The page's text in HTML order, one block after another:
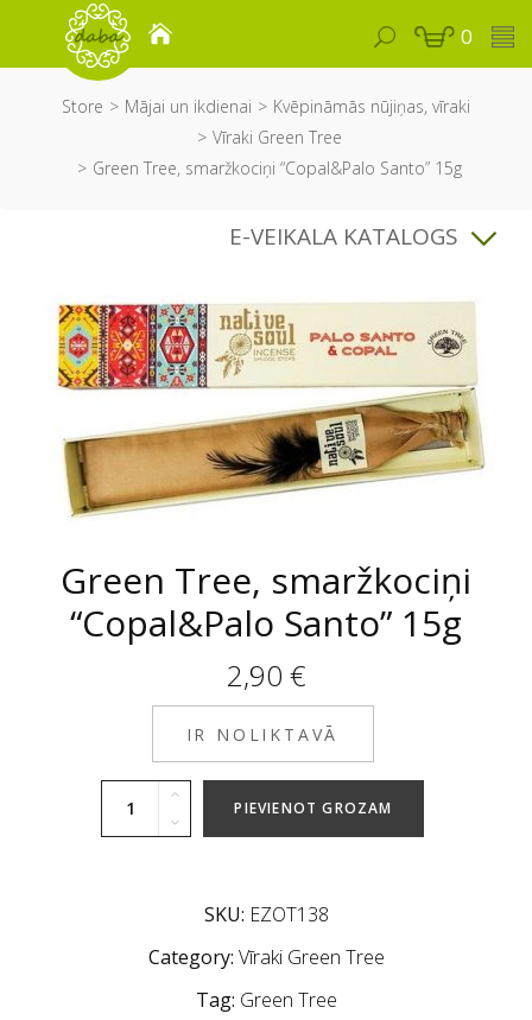
0
Store Mājai un ikdienai
Kvēpināmās nūjiņas, vīraki
Vīraki Green Tree
Green Tree, smaržkociņi “Copal&Palo Santo” 15g
E-VEIKALA KATALOGS
Green Tree, smaržkociņi
“Copal&Palo Santo” 15g
2,90 €
IR NOLIKTAVĀ
PIEVIENOT GROZAM
SKU: EZOT138
Category: Vīraki Green Tree
Tag: Green Tree